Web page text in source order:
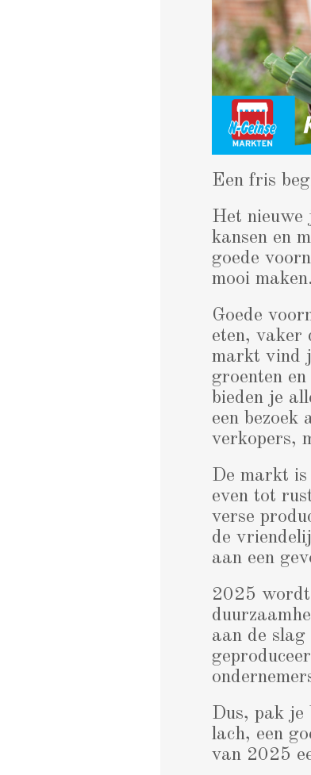
Een fris
Het nieuwe
kansen en
goede
mooi
Goede
eten, vaker
markt vind
groenten
bieden je
een
verkopers,
De markt is
even tot
verse
de
aan een
2025 wordt
aan de
Dus, pak je
lach, een
van 2025